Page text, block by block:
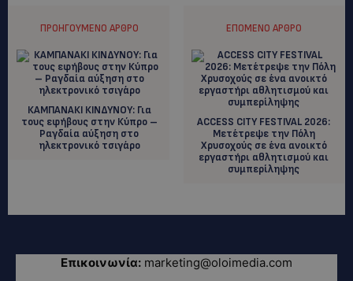
ΠΡΟΗΓΟΎΜΕΝΟ ΆΡΘΡΟ
ΚΑΜΠΑΝΑΚΙ ΚΙΝΔΥΝΟΥ: Για
τους εφήβους στην Κύπρο –
Ραγδαία αύξηση στο
ηλεκτρονικό τσιγάρο
ΕΠΌΜΕΝΟ ΆΡΘΡΟ
ACCESS CITY FESTIVAL 2026:
Μετέτρεψε την Πόλη
Χρυσοχούς σε ένα ανοικτό
εργαστήρι αθλητισμού και
συμπερίληψης
Επικοινωνία: marketing@oloimedia.com